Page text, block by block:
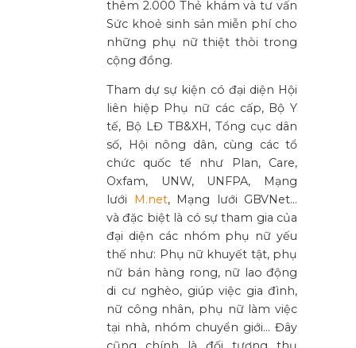
thêm 2.000 Thẻ khám và tư vấn
Sức khoẻ sinh sản miễn phí cho
những phụ nữ thiệt thòi trong
cộng đồng.
Tham dự sự kiện có đại diện Hội
liên hiệp Phụ nữ các cấp, Bộ Y
tế, Bộ LĐ TB&XH, Tổng cục dân
số, Hội nông dân, cùng các tổ
chức quốc tế như Plan, Care,
Oxfam, UNW, UNFPA, Mạng
lưới M.net, Mạng lưới GBVNet…
và đặc biệt là có sự tham gia của
đại diện các nhóm phụ nữ yếu
thế như: Phụ nữ khuyết tật, phụ
nữ bán hàng rong, nữ lao động
di cư nghèo, giúp việc gia đình,
nữ công nhân, phụ nữ làm việc
tại nhà, nhóm chuyển giới… Đây